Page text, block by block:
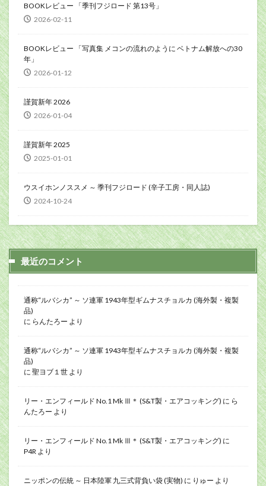
BOOKレビュー 「季刊フジロード 第13号」
2026-02-11
BOOKレビュー 「写真集 メコンの流れのように ベトナム解放への30
年」
2026-01-12
謹賀新年 2026
2026-01-04
謹賀新年 2025
2025-01-01
ウスイホンノススメ ～ 季刊フジロード (辛子工房・同人誌)
2024-10-24
最近のコメント
通称“ルバシカ” ～ ソ連軍 1943年型ギムナスチョルカ (海外製・複製
品)
に らんたろー より
通称“ルバシカ” ～ ソ連軍 1943年型ギムナスチョルカ (海外製・複製
品)
に 聖ヨブ１世 より
リー・エンフィールド No.1 Mk Ⅲ＊ (S&T製・エアコッキング) に ら
んたろー より
リー・エンフィールド No.1 Mk Ⅲ＊ (S&T製・エアコッキング) に
P4R より
ニッポンの伝統 ～ 日本陸軍 九三式背負い袋 (実物) に りゅー より